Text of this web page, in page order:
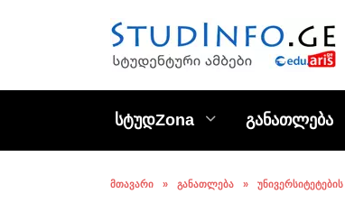
სტუდZona განათლება
ᲛᲗᲐᲕᲐᲠᲘ » ᲒᲐᲜᲐᲗᲚᲔᲑᲐ »